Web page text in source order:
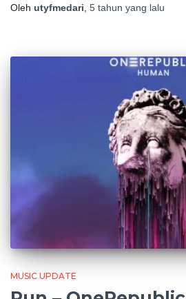
Oleh utyfmedari, 5 tahun yang lalu
MUSIC UPDATE